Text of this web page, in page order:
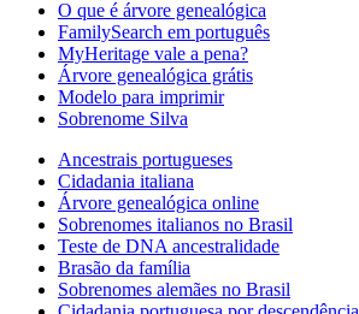
O que é árvore genealógica
FamilySearch em português
MyHeritage vale a pena?
Árvore genealógica grátis
Modelo para imprimir
Sobrenome Silva
Ancestrais portugueses
Cidadania italiana
Árvore genealógica online
Sobrenomes italianos no Brasil
Teste de DNA ancestralidade
Brasão da família
Sobrenomes alemães no Brasil